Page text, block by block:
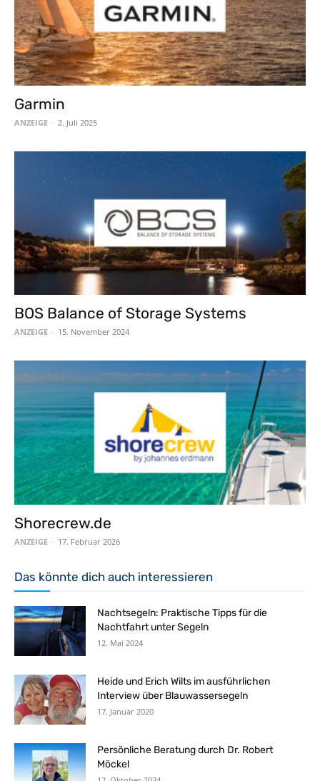
Garmin
ANZEIGE - 2. Juli 2025
BOS Balance of Storage Systems
ANZEIGE - 15. November 2024
Shorecrew.de
ANZEIGE - 17. Februar 2026
Das könnte dich auch interessieren
Nachtsegeln: Praktische Tipps für die
Nachtfahrt unter Segeln
12. Mai 2024
Heide und Erich Wilts im ausführlichen
Interview über Blauwassersegeln
17. Januar 2020
Persönliche Beratung durch Dr. Robert
Möckel